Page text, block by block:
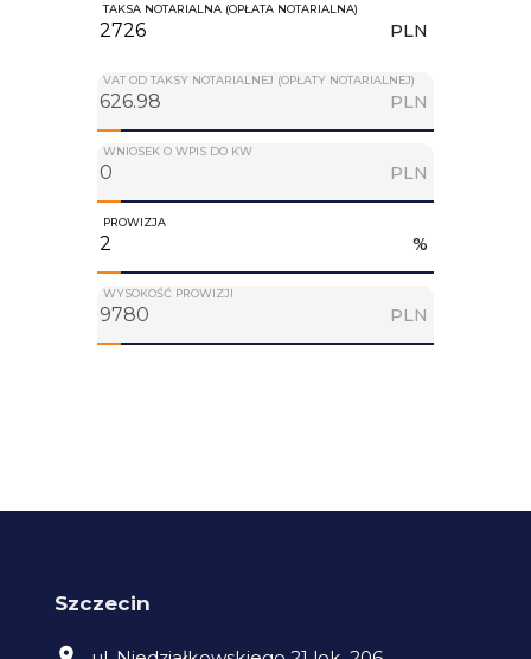
TAKSA NOTARIALNA (OPŁATA NOTARIALNA)
PLN
VAT OD TAKSY NOTARIALNEJ (OPŁATY NOTARIALNEJ)
PLN
WNIOSEK O WPIS DO KW
PLN
PROWIZJA
%
WYSOKOŚĆ PROWIZJI
PLN
Szczecin